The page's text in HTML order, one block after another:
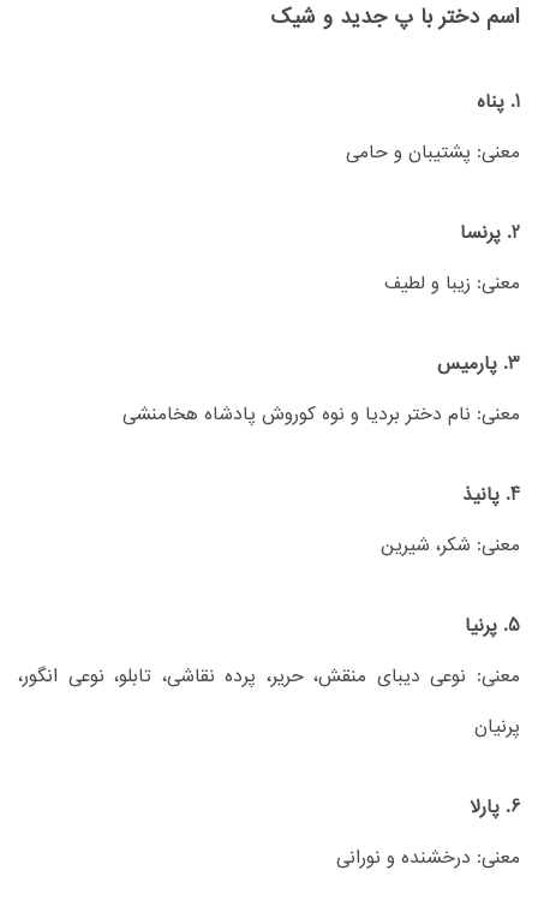
اسم دختر با پ جدید و شیک
1. پناه
معنی: پشتیبان و حامی
2. پرنسا
معنی: زیبا و لطیف
3. پارمیس
معنی: نام دختر بردیا و نوه کوروش پادشاه هخامنشی
4. پانیذ
معنی: شکر، شیرین
5. پرنیا
معنی: نوعی دیبای منقش، حریر، پرده نقاشی، تابلو، نوعی انگور،
پرنیان
6. پارلا
معنی: درخشنده و نورانی